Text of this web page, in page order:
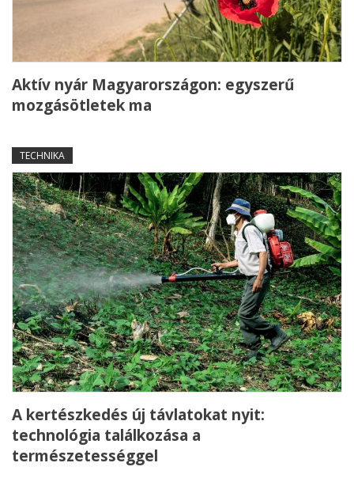
Aktív nyár Magyarországon: egyszerű
mozgásötletek ma
TECHNIKA
A kertészkedés új távlatokat nyit:
technológia találkozása a
természetességgel